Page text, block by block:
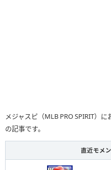
メジャスピ（MLB PRO SPIRIT）
の記事です。
直近モメ